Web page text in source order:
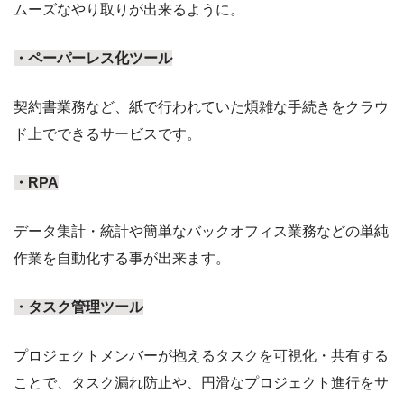
ムーズなやり取りが出来るように。
・ペーパーレス化ツール
契約書業務など、紙で行われていた煩雑な手続きをクラウ
ド上でできるサービスです。
・RPA
データ集計・統計や簡単なバックオフィス業務などの単純
作業を自動化する事が出来ます。
・タスク管理ツール
プロジェクトメンバーが抱えるタスクを可視化・共有する
ことで、タスク漏れ防止や、円滑なプロジェクト進行をサ